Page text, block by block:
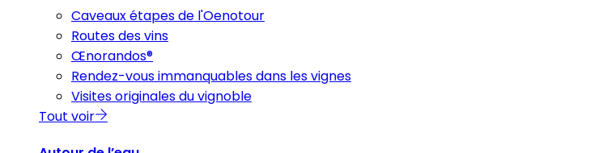
Caveaux étapes de l'Oenotour
Routes des vins
Œnorandos®
Rendez-vous immanquables dans les vignes
Visites originales du vignoble
Tout voir